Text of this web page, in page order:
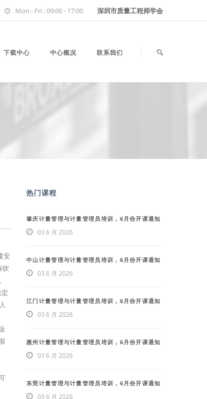
Mon - Fri : 09:00 - 17:00 深圳市质量工程师学会
下载中心 中心概况 联系我们
安
饮
热门课程
肇庆计量管理与计量管理员培训，6月份开课通知
03 6 月 2026
中山计量管理与计量管理员培训，6月份开课通知
03 6 月 2026
江门计量管理与计量管理员培训，6月份开课通知
03 6 月 2026
惠州计量管理与计量管理员培训，6月份开课通知
03 6 月 2026
东莞计量管理与计量管理员培训，6月份开课通知
03 6 月 2026